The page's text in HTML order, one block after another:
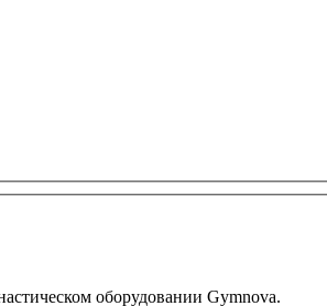
оборудовании Gymnova.